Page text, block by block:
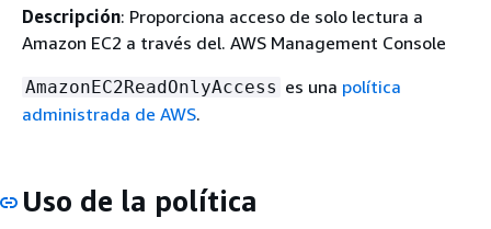
Descripción: Proporciona acceso de solo lectura a
Amazon EC2 a través del. AWS Management Console
AmazonEC2ReadOnlyAccess es una política
administrada de AWS.
Uso de la política